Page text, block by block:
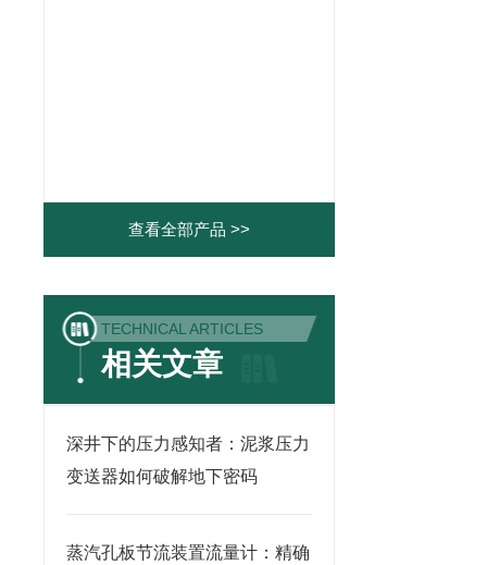
查看全部产品 >>
TECHNICAL ARTICLES
相关文章
深井下的压力感知者：泥浆压力
变送器如何破解地下密码
蒸汽孔板节流装置流量计：精确